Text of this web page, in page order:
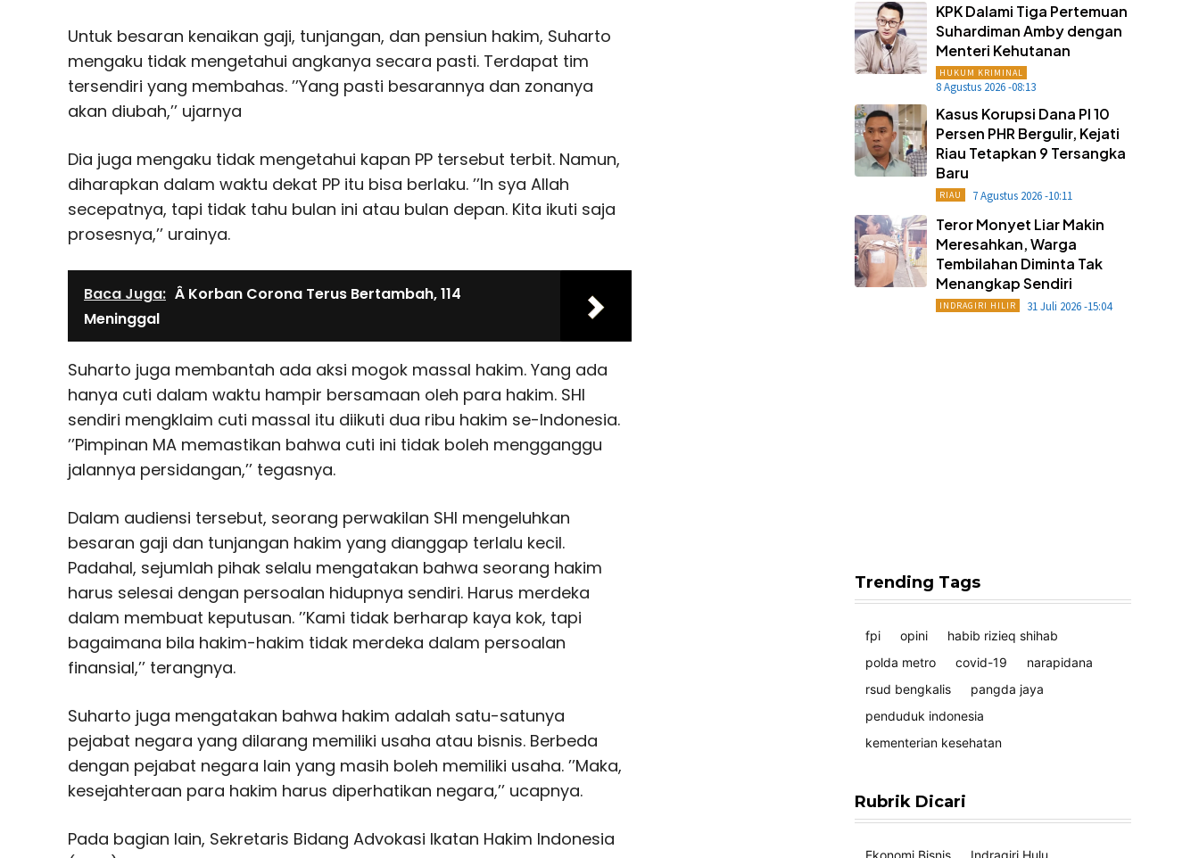
Untuk besaran kenaikan gaji, tunjangan, dan pensiun hakim, Suharto
mengaku tidak mengetahui angkanya secara pasti. Terdapat tim
tersendiri yang membahas. ’’Yang pasti besarannya dan zonanya
akan diubah,’’ ujarnya
Dia juga mengaku tidak mengetahui kapan PP tersebut terbit. Namun,
diharapkan dalam waktu dekat PP itu bisa berlaku. ’’In sya Allah
secepatnya, tapi tidak tahu bulan ini atau bulan depan. Kita ikuti saja
prosesnya,’’ urainya.
Baca Juga: Â Korban Corona Terus Bertambah, 114
Meninggal
Suharto juga membantah ada aksi mogok massal hakim. Yang ada
hanya cuti dalam waktu hampir bersamaan oleh para hakim. SHI
sendiri mengklaim cuti massal itu diikuti dua ribu hakim se-Indonesia.
’’Pimpinan MA memastikan bahwa cuti ini tidak boleh mengganggu
jalannya persidangan,’’ tegasnya.
Dalam audiensi tersebut, seorang perwakilan SHI mengeluhkan
besaran gaji dan tunjangan hakim yang dianggap terlalu kecil.
Padahal, sejumlah pihak selalu mengatakan bahwa seorang hakim
harus selesai dengan persoalan hidupnya sendiri. Harus merdeka
dalam membuat keputusan. ’’Kami tidak berharap kaya kok, tapi
bagaimana bila hakim-hakim tidak merdeka dalam persoalan
finansial,’’ terangnya.
Suharto juga mengatakan bahwa hakim adalah satu-satunya
pejabat negara yang dilarang memiliki usaha atau bisnis. Berbeda
dengan pejabat negara lain yang masih boleh memiliki usaha. ’’Maka,
kesejahteraan para hakim harus diperhatikan negara,’’ ucapnya.
Pada bagian lain, Sekretaris Bidang Advokasi Ikatan Hakim Indonesia
KPK Dalami Tiga Pertemuan
Suhardiman Amby dengan
Menteri Kehutanan
HUKUM KRIMINAL
8 Agustus 2026 -08:13
Kasus Korupsi Dana PI 10
Persen PHR Bergulir, Kejati
Riau Tetapkan 9 Tersangka
Baru
RIAU 7 Agustus 2026 -10:11
Teror Monyet Liar Makin
Meresahkan, Warga
Tembilahan Diminta Tak
Menangkap Sendiri
INDRAGIRI HILIR 31 Juli 2026 -15:04
Trending Tags
fpi opini
habib rizieq shihab
polda metro
covid-19
narapidana
rsud bengkalis
pangda jaya
penduduk indonesia
kementerian kesehatan
Rubrik Dicari